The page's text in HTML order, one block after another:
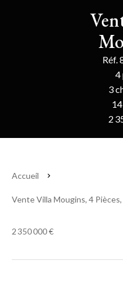
Réf.
4
3
2
Accueil
Vente Villa Mougins, 4
2 350 000 €